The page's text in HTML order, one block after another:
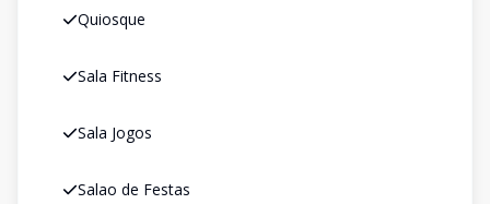
Quiosque
Sala Fitness
Sala Jogos
Salao de Festas